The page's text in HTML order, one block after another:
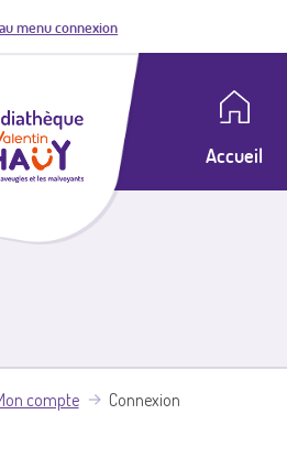
menu connexion
Accueil
compte Connexion